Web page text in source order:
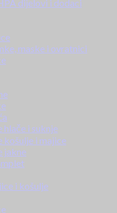
dijelovi i dodaci
maske i ovratnici
hlače i suknje
košulje i majice
jakne
i košulje